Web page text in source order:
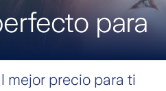
para
mejor precio para ti